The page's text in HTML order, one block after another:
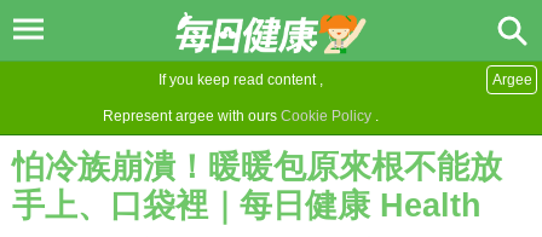
If you keep read content ,
Represent argee with ours Cookie Policy .
Argee
怕冷族崩潰！暖暖包原來根不能放
手上、口袋裡｜每日健康 Health